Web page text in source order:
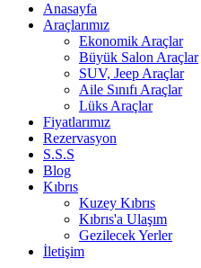
Anasayfa
Araçlarımız
Ekonomik Araçlar
Büyük Salon Araçlar
SUV, Jeep Araçlar
Aile Sınıfı Araçlar
Lüks Araçlar
Fiyatlarımız
Rezervasyon
S.S.S
Blog
Kıbrıs
Kuzey Kıbrıs
Kıbrıs'a Ulaşım
Gezilecek Yerler
İletişim